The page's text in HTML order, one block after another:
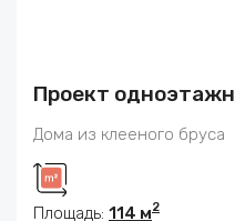
Проект
Дома из клееного бруса
Площадь: 114 м2